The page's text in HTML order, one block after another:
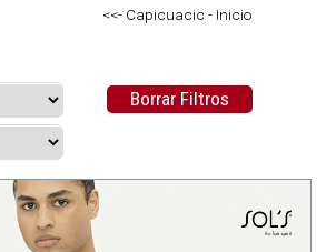
<<- Capicuacic - Inicio
Borrar Filtros